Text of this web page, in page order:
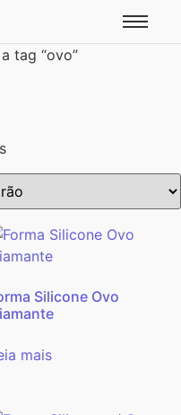
tag “ovo”
Silicone Ovo
mais